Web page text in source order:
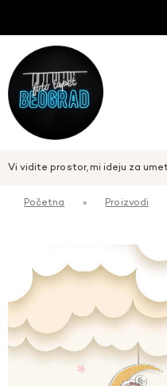
Vi vidite prostor, mi ideju za
Početna » Proizvodi